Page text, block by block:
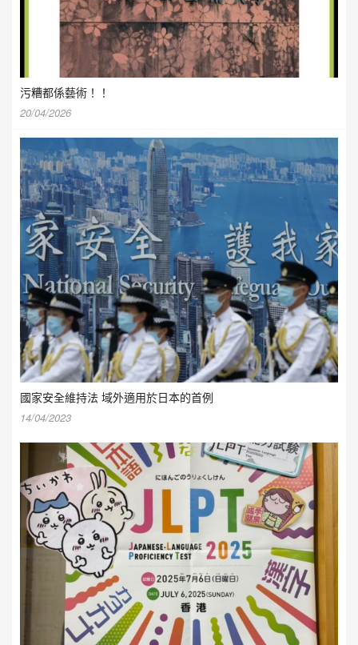
污糟都係藝術！！
20/04/2026
國家安全維持法 域外適用於日本的首例
14/04/2023